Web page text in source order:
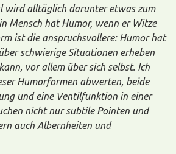
wird alltäglich darunter etwas zum
Mensch hat Humor, wenn er Witze
ist die anspruchsvollere: Humor hat
schwierige Situationen erheben
vor allem über sich selbst. Ich
Humorformen abwerten, beide
und eine Ventilfunktion in einer
nicht nur subtile Pointen und
auch Albernheiten und